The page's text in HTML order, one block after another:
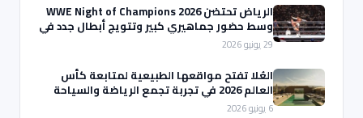
الرياض تحتضن WWE Night of Champions 2026
وسط حضور جماهيري كبير وتتويج أبطال جدد في
ليلة استثنائية
29 يونيو 2026
العُلا تفتح مواقعها الطبيعية لمتابعة كأس
العالم 2026 في تجربة تجمع الرياضة والسياحة
6 يونيو 2026